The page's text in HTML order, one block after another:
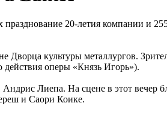
20-летия компании и
Дворца культуры металлургов.
оперы «Князь Игорь»).
Лиепа. На сцене в этот вечер
и Саори Коике.